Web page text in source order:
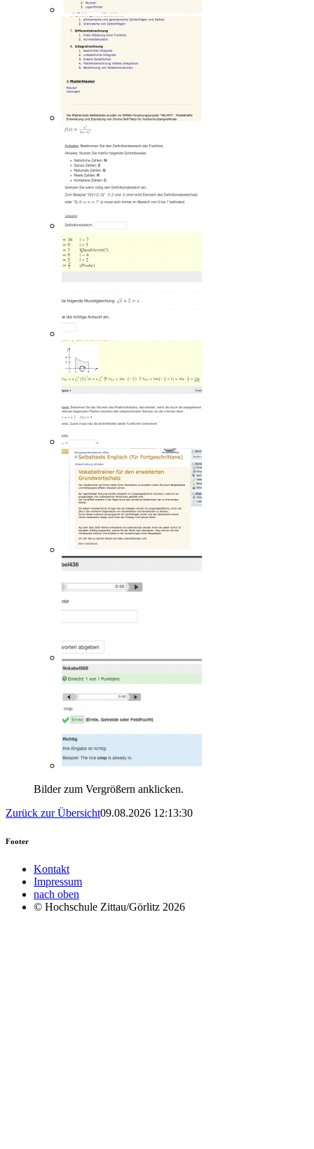
Bilder zum Vergrößern anklicken.
Zurück zur Übersicht09.08.2026 12:13:30
Footer
Kontakt
Impressum
nach oben
© Hochschule Zittau/Görlitz 2026